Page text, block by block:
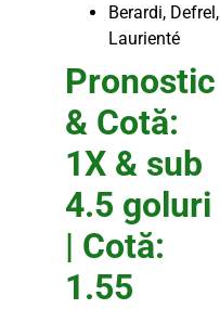
Berardi, Defrel,
Laurienté
Pronostic
& Cotă:
1X & sub
4.5 goluri
| Cotă:
1.55